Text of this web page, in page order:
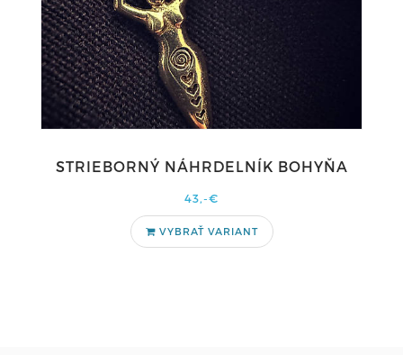
STRIEBORNÝ NÁHRDELNÍK BOHYŇA
43,-€
VYBRAŤ VARIANT